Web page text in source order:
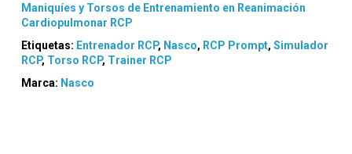
Maniquíes y Torsos de Entrenamiento en Reanimación
Cardiopulmonar RCP
Etiquetas: Entrenador RCP, Nasco, RCP Prompt, Simulador
RCP, Torso RCP, Trainer RCP
Marca: Nasco